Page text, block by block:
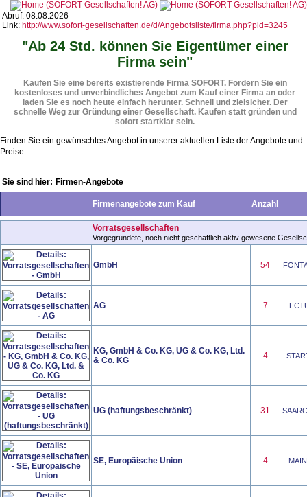
Abruf: 08.08.2026
Link: http://www.sofort-gesellschaften.de/d/Angebotsliste/firma.php?pid=3245
"Ab 24 Std. können Sie Eigentümer einer
Firma sein"
Kaufen Sie eine bereits existierende Firma SOFORT. Fordern Sie ein
kostenloses und unverbindliches Angebot zum Kauf einer Firma an oder
laden Sie es noch heute einfach herunter. Schnell und zielsicher. Der
schnelle Weg zur Gründung einer Gesellschaft. Kaufen statt gründen und
sofort startklar sein.
Finden Sie ein gewünschtes Angebot in unserer aktuellen Liste der Angebote und
Preise.
Sie sind hier: Firmen-Angebote
Firmenangebote zum Kauf Anzahl
Vorratsgesellschaften
Vorgegründete, noch nicht geschäftlich aktiv gewesene
GmbH 54
AG 7
KG, GmbH & Co. KG, UG & Co. KG, Ltd.
& Co. KG
4
UG (haftungsbeschränkt) 31
SE, Europäische Union 4